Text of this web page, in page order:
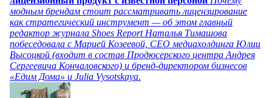
модным брендам стоит рассматривать лицензирование
как стратегический инструмент — об этом главный
редактор журнала Shoes Report Наталья Тимашова
побеседовала с Марией Козеевой, СЕО медиахолдинга Юлии
Высоцкой (входит в состав Продюсерского центра Андрея
Сергеевича Кончаловского) и бренд-директором бизнесов
«Едим Дома» и Julia Vysotskaya.